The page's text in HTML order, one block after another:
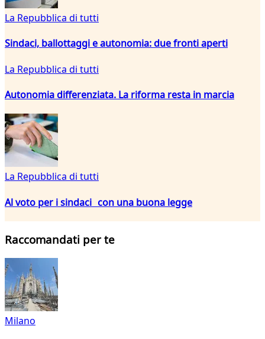
La Repubblica di tutti
Sindaci, ballottaggi e autonomia: due fronti aperti
La Repubblica di tutti
Autonomia differenziata. La riforma resta in marcia
La Repubblica di tutti
Al voto per i sindaci con una buona legge
Raccomandati per te
Milano